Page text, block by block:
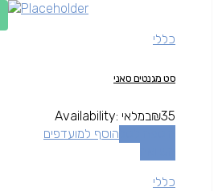
כללי
סט מגנטים סאני
₪35
Availability: במלאי
הוסף למועדפים
כללי